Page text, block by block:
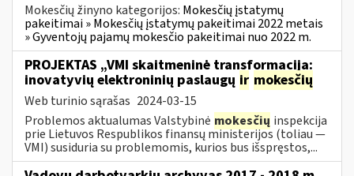
Mokesčių žinyno kategorijos: Mokesčių įstatymų
pakeitimai » Mokesčių įstatymų pakeitimai 2022 metais
» Gyventojų pajamų mokesčio pakeitimai nuo 2022 m.
PROJEKTAS „VMI skaitmeninė transformacija:
inovatyvių elektroninių paslaugų ir mokesčių
Web turinio sąrašas 2024-03-15
Problemos aktualumas Valstybinė mokesčių inspekcija
prie Lietuvos Respublikos finansų ministerijos (toliau ―
VMI) susiduria su problemomis, kurios bus išspręstos,...